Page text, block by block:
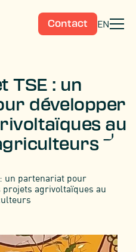
Contact EN
TSE : un
développer
au
un partenariat pour
projets agrivoltaïques au